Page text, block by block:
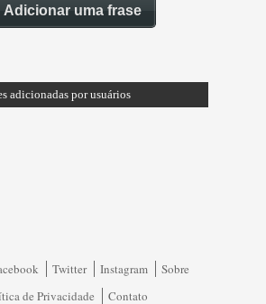
Adicionar uma frase
adicionadas por usuários
Twitter Instagram
Sobre
de Privacidade
Contato